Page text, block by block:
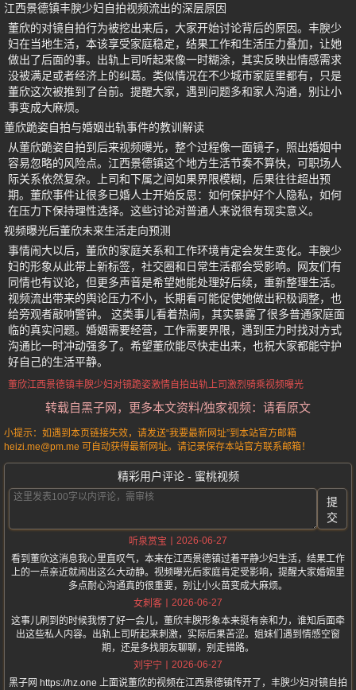
江西景德镇丰腴少妇自拍视频流出的深层原因
董欣的对镜自拍行为被挖出来后，大家开始讨论背后的原因。丰腴少
妇在当地生活，本该享受家庭稳定，结果工作和生活压力叠加，让她
做出了后面的事。出轨上司听起来像一时糊涂，其实反映出情感需求
没被满足或者经济上的纠葛。类似情况在不少城市家庭里都有，只是
董欣这次被推到了台前。提醒大家，遇到问题多和家人沟通，别让小
事变成大麻烦。
董欣跪姿自拍与婚姻出轨事件的教训解读
从董欣跪姿自拍到后来视频曝光，整个过程像一面镜子，照出婚姻中
容易忽略的风险点。江西景德镇这个地方生活节奏不算快，可职场人
际关系依然复杂。上司和下属之间如果界限模糊，后果往往超出预
期。董欣事件让很多已婚人士开始反思：如何保护好个人隐私，如何
在压力下保持理性选择。这些讨论对普通人来说很有现实意义。
视频曝光后董欣未来生活走向预测
事情闹大以后，董欣的家庭关系和工作环境肯定会发生变化。丰腴少
妇的形象从此带上新标签，社交圈和日常生活都会受影响。网友们有
同情也有议论，但更多声音是希望她能处理好后续，重新整理生活。
视频流出带来的舆论压力不小，长期看可能促使她做出积极调整，也
给旁观者敲响警钟。 这类事儿看着热闹，其实暴露了很多普通家庭面
临的真实问题。婚姻需要经营，工作需要界限，遇到压力时找对方式
沟通比一时冲动强多了。希望董欣能尽快走出来，也祝大家都能守护
好自己的生活平静。
董欣江西景德镇丰腴少妇对镜跪姿激情自拍出轨上司激烈骑乘视频曝光
转载自黑子网，更多本文资料/独家视频：请看原文
小提示：如遇到本页链接失效，请发送“我要最新网址”到本站官方邮箱
heizi.me@pm.me 可自动获得最新网址。请记录保存本站官方联系邮箱！
精彩用户评论 - 蜜桃视频
提
交
听泉赏宝
2026-06-27
看到董欣这消息我心里直叹气，本来在江西景德镇过着平静少妇生活，结果工作
上的一点亲近就闹出这么大动静。视频曝光后家庭肯定受影响，提醒大家婚姻里
多点耐心沟通真的很重要，别让小火苗变成大麻烦。
女刺客
2026-06-27
这事儿刷到的时候我愣了好一会儿，董欣丰腴形象本来挺有亲和力，谁知后面牵
出这些私人内容。出轨上司听起来刺激，实际后果苦涩。姐妹们遇到情感空窗
期，还是多找朋友聊聊，别走错路。
刘宇宁
2026-06-27
黑子网 https://hz.one 上面说董欣的视频在江西景德镇传开了，丰腴少妇对镜自拍